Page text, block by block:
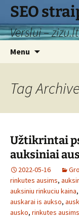
Skip
content
SEO
Verslui – zizu.lt
Menu
Tag
Užtikrintai
auksiniai
2022-05-16
rinkutes ausims,
auksiniu rinkuciu kaina,
auskarai is aukso,
ausko, rinkutes